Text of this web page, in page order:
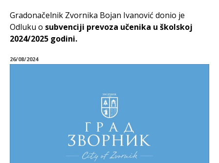
Gradonačelnik Zvornika Bojan Ivanović donio je
Odluku o subvenciji prevoza učenika u školskoj
2024/2025 godini.
26/08/2024